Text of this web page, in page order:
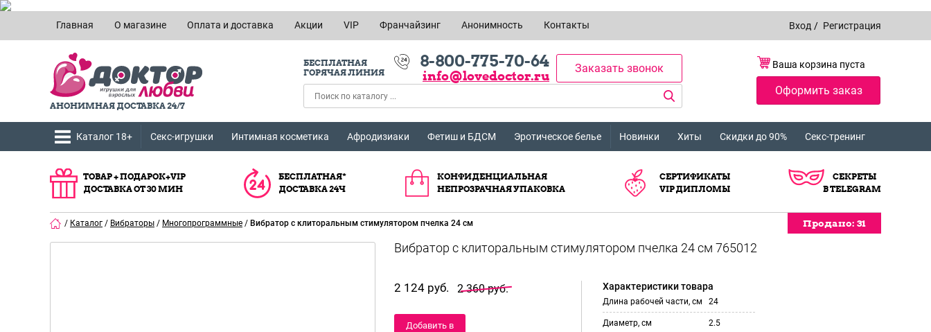
Главная О магазине Оплата и доставка Акции VIP Франчайзинг Анонимность Контакты Вход / Регистрация
АНОНИМНАЯ ДОСТАВКА 24/7
БЕСПЛАТНАЯ
ГОРЯЧАЯ ЛИНИЯ
8-800-775-70-64
info@lovedoctor.ru
Заказать звонок Ваша корзина пуста
Оформить заказ
Каталог 18+ Секс-игрушки Интимная косметика Афродизиаки Фетиш и БДСМ Эротическое белье Новинки Хиты Скидки до 90% Секс-тренинг
ТОВАР + ПОДАРОК+VIP
ДОСТАВКА ОТ 30 МИН
БЕСПЛАТНАЯ*
ДОСТАВКА 24Ч
КОНФИДЕНЦИАЛЬНАЯ
НЕПРОЗРАЧНАЯ УПАКОВКА
СЕРТИФИКАТЫ
VIP ДИПЛОМЫ
СЕКРЕТЫ
В TELEGRAM
/ Каталог / Вибраторы / Многопрограммные / Вибратор с клиторальным стимулятором пчелка 24 см Продано: 31
Продано: 31
Продано: 31
Продано: 31
2 124 руб. 2 360 руб.
Добавить в
Характеристики товара
Длина рабочей части, см 24
Диаметр, см 2.5